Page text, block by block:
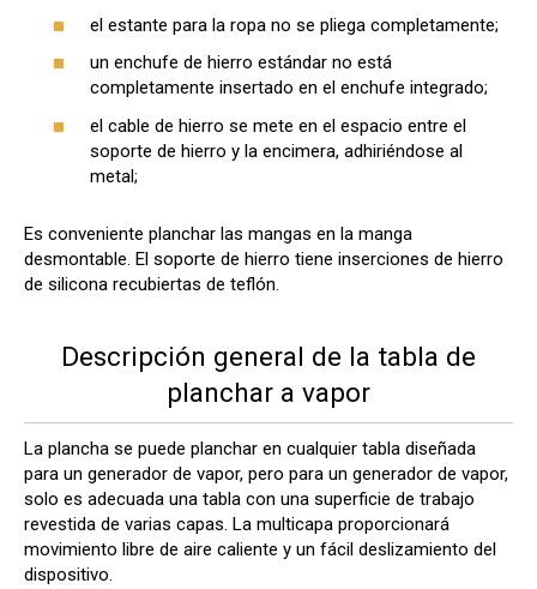
el estante para la ropa no se pliega completamente;
un enchufe de hierro estándar no está
completamente insertado en el enchufe integrado;
el cable de hierro se mete en el espacio entre el
soporte de hierro y la encimera, adhiriéndose al
metal;
Es conveniente planchar las mangas en la manga
desmontable. El soporte de hierro tiene inserciones de hierro
de silicona recubiertas de teflón.
Descripción general de la tabla de
planchar a vapor
La plancha se puede planchar en cualquier tabla diseñada
para un generador de vapor, pero para un generador de vapor,
solo es adecuada una tabla con una superficie de trabajo
revestida de varias capas. La multicapa proporcionará
movimiento libre de aire caliente y un fácil deslizamiento del
dispositivo.